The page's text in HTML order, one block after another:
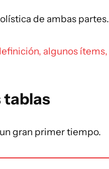
de ambas partes.
algunos ítems,
tablas
gran primer tiempo.